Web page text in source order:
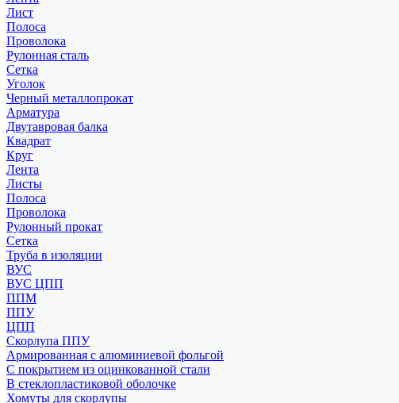
Лист
Полоса
Проволока
Рулонная сталь
Сетка
Уголок
Черный металлопрокат
Арматура
Двутавровая балка
Квадрат
Круг
Лента
Листы
Полоса
Проволока
Рулонный прокат
Сетка
Труба в изоляции
ВУС
ВУС ЦПП
ППМ
ППУ
ЦПП
Скорлупа ППУ
Армированная с алюминиевой фольгой
С покрытием из оцинкованной стали
В стеклопластиковой оболочке
Хомуты для скорлупы